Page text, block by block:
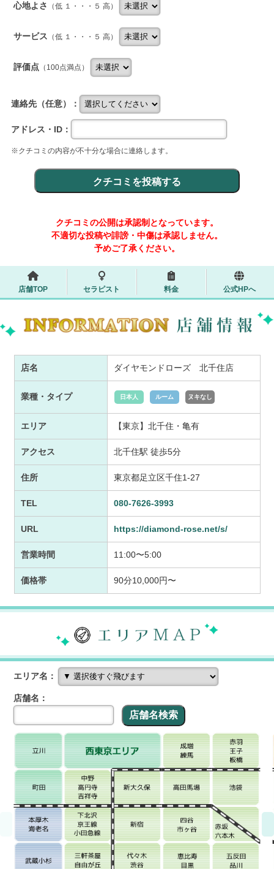
心地よさ （低 １・・・５ 高）
サービス （低 １・・・５ 高）
評価点 （100点満点）
連絡先（任意）：
アドレス・ID：
※クチコミの内容が不十分な場合に連絡します。
クチコミの公開は承認制となっています。
不適切な投稿や誹謗・中傷は承認しません。
予めご了承ください。
店舗TOP セラピスト 料金 公式HPへ
店名 ダイヤモンドローズ 北千住店
業種・タイプ 日本人 ルーム ヌキなし
エリア 【東京】北千住・亀有
アクセス 北千住駅 徒歩5分
住所 東京都足立区千住1-27
TEL 080-7626-3993
URL https://diamond-rose.net/s/
営業時間 11:00〜5:00
価格帯 90分10,000円〜
エリア名：
店舗名：